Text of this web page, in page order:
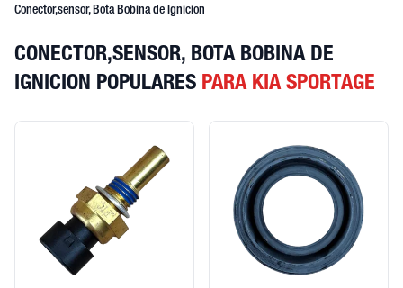
Conector,sensor, Bota Bobina de Ignicion
CONECTOR,SENSOR, BOTA BOBINA DE
IGNICION POPULARES PARA KIA SPORTAGE